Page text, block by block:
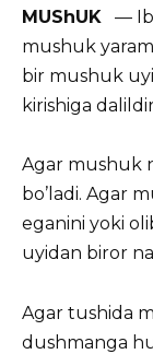
MUShUK —
mushuk
bir mushuk
kirishiga
Agar mushuk
bo’ladi. Agar
eganini yoki
uyidan biror
Agar tushida
dushmanga